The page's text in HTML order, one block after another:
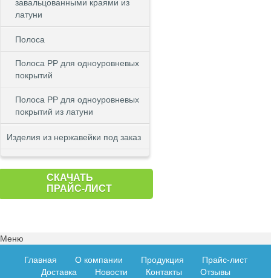
завальцованными краями из
латуни
Полоса
Полоса PP для одноуровневых
покрытий
Полоса PP для одноуровневых
покрытий из латуни
Изделия из нержавейки под заказ
СКАЧАТЬ
ПРАЙС-ЛИСТ
Меню
Главная О компании Продукция
Прайс-лист
Доставка
Новости Контакты Отзывы